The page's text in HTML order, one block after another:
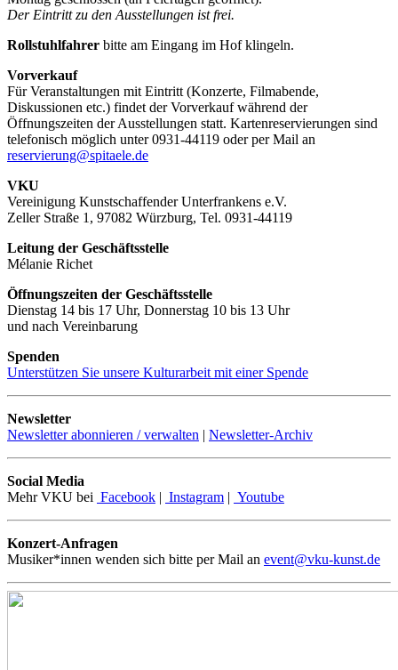
Der Eintritt zu den Ausstellungen ist frei.
Rollstuhlfahrer bitte am Eingang im Hof klingeln.
Vorverkauf
Für Veranstaltungen mit Eintritt (Konzerte, Filmabende,
Diskussionen etc.) findet der Vorverkauf während der
Öffnungszeiten der Ausstellungen statt. Kartenreservierungen sind
telefonisch möglich unter 0931-44119 oder per Mail an
reservierung@spitaele.de
VKU
Vereinigung Kunstschaffender Unterfrankens e.V.
Zeller Straße 1, 97082 Würzburg, Tel. 0931-44119
Leitung der Geschäftsstelle
Mélanie Richet
Öffnungszeiten der Geschäftsstelle
Dienstag 14 bis 17 Uhr, Donnerstag 10 bis 13 Uhr
und nach Vereinbarung
Spenden
Unterstützen Sie unsere Kulturarbeit mit einer Spende
Newsletter
Newsletter abonnieren / verwalten | Newsletter-Archiv
Social Media
Mehr VKU bei Facebook | Instagram | Youtube
Konzert-Anfragen
Musiker*innen wenden sich bitte per Mail an event@vku-kunst.de